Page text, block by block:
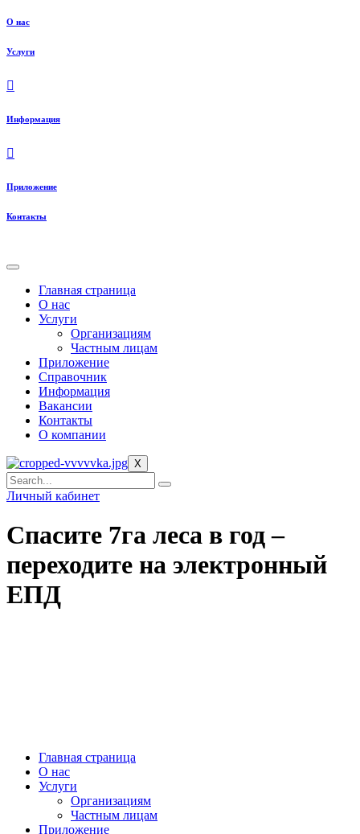
О нас
Услуги
Информация
Приложение
Контакты
Главная страница
О нас
Услуги
Организациям
Частным лицам
Приложение
Справочник
Информация
Вакансии
Контакты
О компании
X
Личный кабинет
Спасите 7га леса в год –
переходите на электронный
ЕПД
Главная страница
О нас
Услуги
Организациям
Частным лицам
Приложение